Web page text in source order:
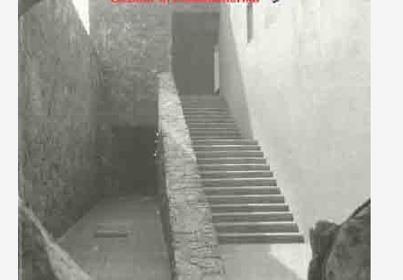
Spenden
TRIALOGMitgliedschaft
Mitgliederbereich
Aktuelle Hefte
Heftarchiv
TRIALOG bestellen